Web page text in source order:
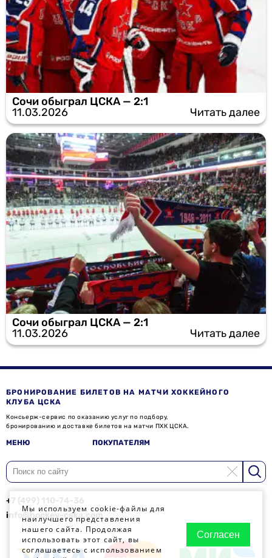
Мы используем cookie-файлы для
наилучшего представления
нашего сайта. Продолжая
использовать этот сайт, вы
соглашаетесь с использованием
Согласен
Сочи обыграл ЦСКА — 2:1
11.03.2026
Читать далее
Сочи обыграл ЦСКА — 2:1
11.03.2026
Читать далее
БРОНИРОВАНИЕ БИЛЕТОВ НА МАТЧИ ХОККЕЙНОГО
КЛУБА ЦСКА
Консьерж-сервис по оказанию услуг по подбору,
бронированию и доставке билетов на матчи ПХК ЦСКА.
МЕНЮ ПОКУПАТЕЛЯМ
+7 (499) 110-74-36
info@hockey-cska.com